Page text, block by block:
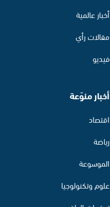
أخبار عالمية
مقالات رأي
فيديو
أخبار منوّعة
اقتصاد
رياضة
الموسوعة
علوم وتكنولوجيا